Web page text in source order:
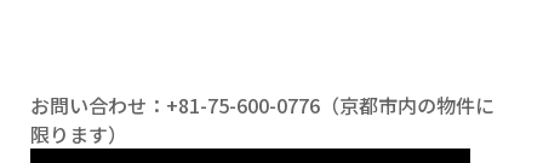
お問い合わせ：+81-75-600-0776（京都市内の物件に
限ります）